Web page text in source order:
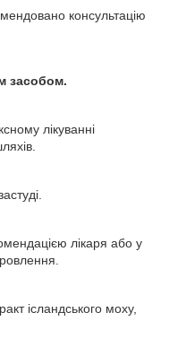
консультацію
засобом.
лікуванні
лікаря або у
ісландського моху,